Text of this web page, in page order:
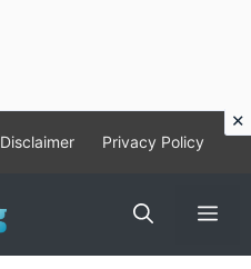
Disclaimer Privacy Policy